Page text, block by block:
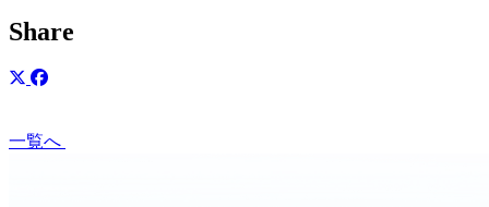
Share
一覧へ